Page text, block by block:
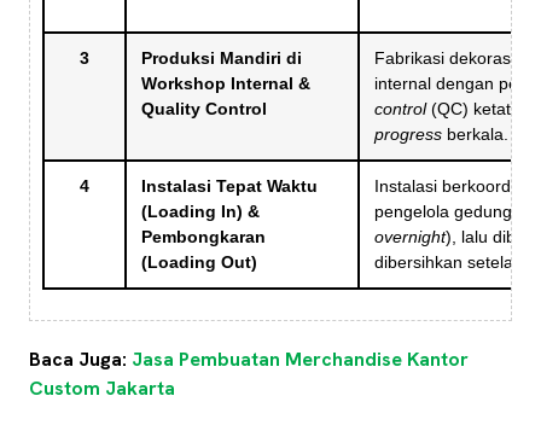
3
Produksi Mandiri di
Workshop Internal &
Quality Control
Fabrikasi dekorasi di
internal dengan
control(QC) ketat
progress berkala.
4
Instalasi Tepat Waktu
(Loading In) &
Pembongkaran
(Loading Out)
Instalasi
pengelola gedung
overnight), lalu
dibersihkan setelah
Baca Juga: Jasa Pembuatan Merchandise Kantor
Custom Jakarta